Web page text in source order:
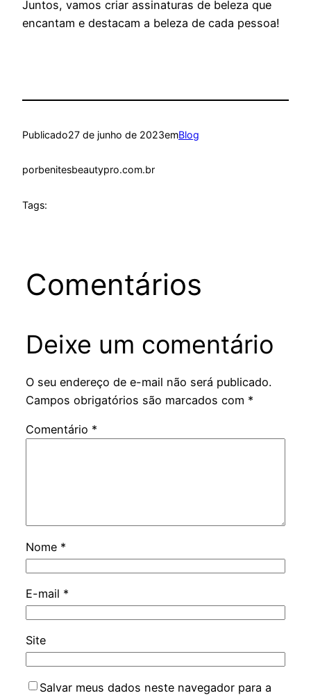
Juntos, vamos criar assinaturas de beleza que
encantam e destacam a beleza de cada pessoa!
Publicado27 de junho de 2023emBlog
porbenitesbeautypro.com.br
Tags:
Comentários
Deixe um comentário
O seu endereço de e-mail não será publicado.
Campos obrigatórios são marcados com *
Comentário *
Nome *
E-mail *
Site
Salvar meus dados neste navegador para a